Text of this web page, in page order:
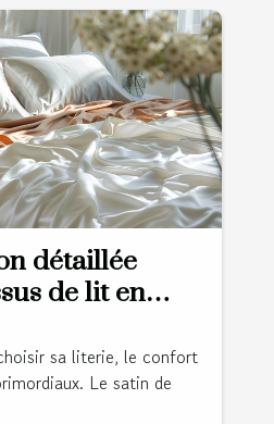
détaillée
de lit en
et percale
sa literie, le confort
Le satin de